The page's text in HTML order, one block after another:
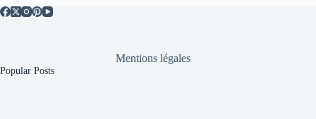
Mentions légales
Popular Posts